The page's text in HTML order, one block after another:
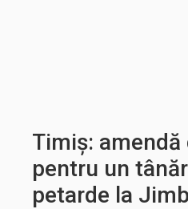
Timiș: amendă
pentru un
petarde la